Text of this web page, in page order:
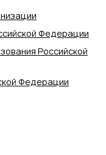
Федерации
Российской
Федерации